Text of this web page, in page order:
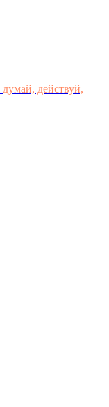
думай, действуй,